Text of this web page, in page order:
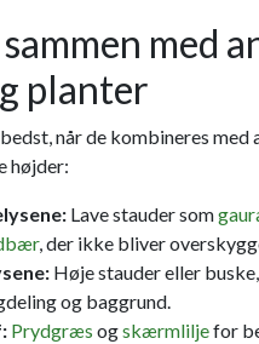
med
planter
når de kombineres med
højder:
Lave stauder som
, der ikke bliver
Høje stauder eller
og baggrund.
Prydgræs ogskærmliljefor